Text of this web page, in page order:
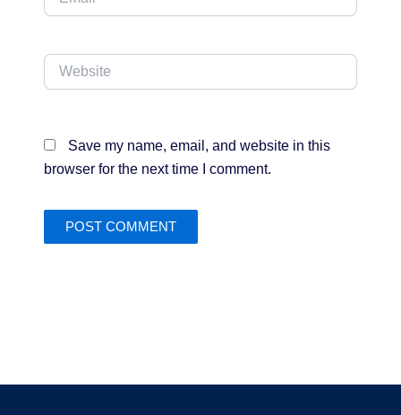
Website
Save my name, email, and website in this
browser for the next time I comment.